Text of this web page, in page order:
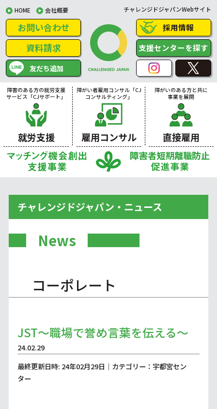
HOME 会社概要 チャレンジドジャパンWebサイト
お問い合わせ
資料請求
友だち追加
採用情報
支援センターを探す
障害のある方の就労支援
サービス「CJサポート」
就労支援
障がい者雇用コンサル「CJ
コンサルティング」
雇用コンサル
障がいのある方と共に
事業を展開
直接雇用
チャレンジドジャパン・ニュース
News
コーポレート
JST～職場で誉め言葉を伝える～
24.02.29
最終更新日時: 24年02月29日｜カテゴリー：宇都宮セン
ター